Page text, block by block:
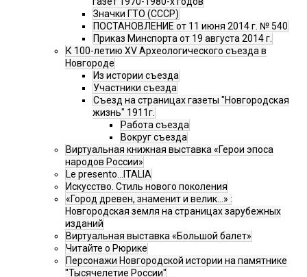
Значки ГТО (СССР)
ПОСТАНОВЛЕНИЕ от 11 июня 2014 г. № 540
Приказ Минспорта от 19 августа 2014 г.
К 100-летию XV Археологического съезда в
Новгороде
Из истории съезда
Участники съезда
Cъезд на страницах газеты "Новгородская
жизнь" 1911г.
Работа съезда
Вокруг съезда
Виртуальная книжная выставка «Герои эпоса
народов России»
Le presento...ITALIA
Искусство. Стиль нового поколения
«Город древен, знаменит и велик…» :
Новгородская земля на страницах зарубежных
изданий
Виртуальная выставка «Большой балет»
Читайте о Рюрике
Персонажи Новгородской истории на памятнике
"Тысячелетие России"